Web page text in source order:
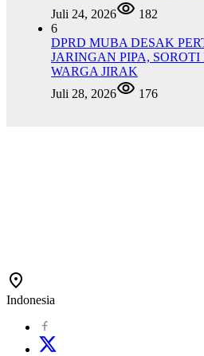
Juli 24, 2026
182
6
DPRD MUBA DESAK
JARINGAN PIPA,
WARGA JIRAK
Juli 28, 2026
176
Indonesia